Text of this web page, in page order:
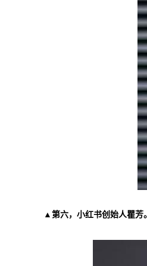
▲第六，小红书创始人瞿芳。